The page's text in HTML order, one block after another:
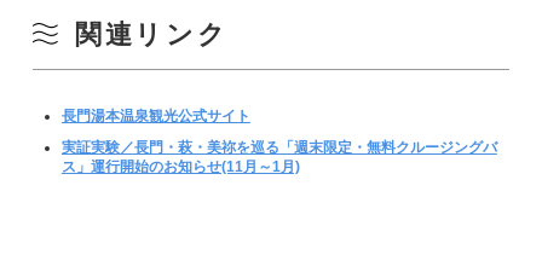
関連リンク
長門湯本温泉観光公式サイト
実証実験／長門・萩・美祢を巡る「週末限定・無料クルージングバ
ス」運行開始のお知らせ(11月～1月)